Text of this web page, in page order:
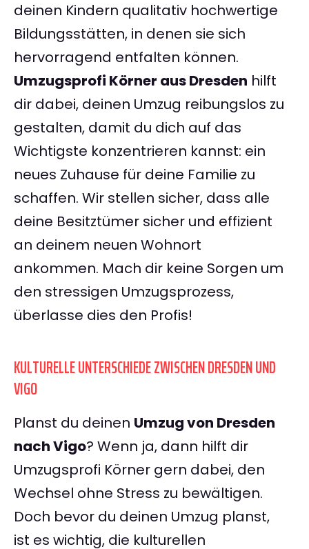
deinen Kindern qualitativ hochwertige
Bildungsstätten, in denen sie sich
hervorragend entfalten können.
Umzugsprofi Körner aus Dresden hilft
dir dabei, deinen Umzug reibungslos zu
gestalten, damit du dich auf das
Wichtigste konzentrieren kannst: ein
neues Zuhause für deine Familie zu
schaffen. Wir stellen sicher, dass alle
deine Besitztümer sicher und effizient
an deinem neuen Wohnort
ankommen. Mach dir keine Sorgen um
den stressigen Umzugsprozess,
überlasse dies den Profis!
KULTURELLE UNTERSCHIEDE ZWISCHEN DRESDEN UND
VIGO
Planst du deinen Umzug von Dresden
nach Vigo? Wenn ja, dann hilft dir
Umzugsprofi Körner gern dabei, den
Wechsel ohne Stress zu bewältigen.
Doch bevor du deinen Umzug planst,
ist es wichtig, die kulturellen